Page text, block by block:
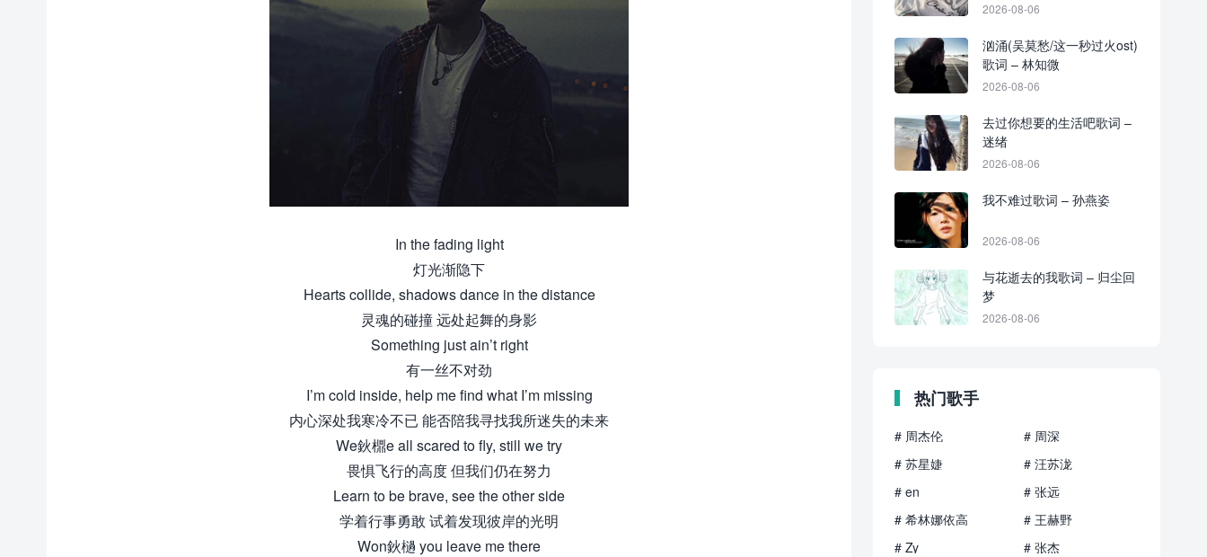
In the fading light
灯光渐隐下
Hearts collide, shadows dance in the distance
灵魂的碰撞 远处起舞的身影
Something just ain’t right
有一丝不对劲
I’m cold inside, help me find what I’m missing
内心深处我寒冷不已 能否陪我寻找我所迷失的未来
We鈥檙e all scared to fly, still we try
畏惧飞行的高度 但我们仍在努力
Learn to be brave, see the other side
学着行事勇敢 试着发现彼岸的光明
Won鈥檛 you leave me there
2026-08-06
汹涌(吴莫愁/这一秒过火ost)
歌词 – 林知微
2026-08-06
去过你想要的生活吧歌词 –
迷绪
2026-08-06
我不难过歌词 – 孙燕姿
2026-08-06
与花逝去的我歌词 – 归尘回
梦
2026-08-06
热门歌手
# 周杰伦
# 周深
# 苏星婕
# 汪苏泷
# en
# 张远
# 希林娜依高
# 王赫野
# Zy
# 张杰